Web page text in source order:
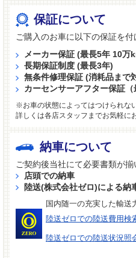
保証について
ご購入のお車に以下の保証を付
メーカー保証 (最長5年 10万
長期保証制度 (最長3年)
無条件修理保証 (消耗品まで
カーセンサーアフター保証
※お車の状態によってはつけられな
詳しくは各店スタッフまでお気軽に
納車について
ご契約後当社にて必要書類が揃
店頭での納車
陸送(株式会社ゼロ)による納
国内随一の充実した輸送
陸送ゼロでの陸送費用検
陸送ゼロでの陸送状況照